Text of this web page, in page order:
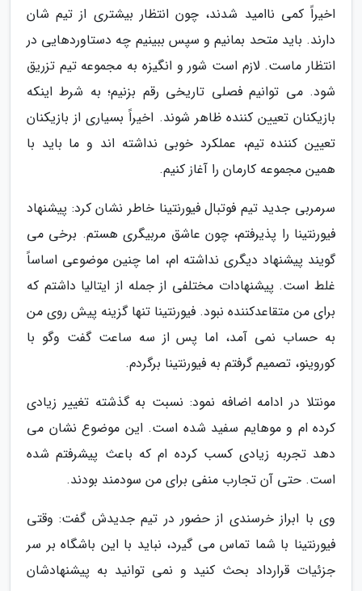
اخیراً کمی ناامید شدند، چون انتظار بیشتری از تیم شان
دارند. باید متحد بمانیم و سپس ببینیم چه دستاوردهایی در
انتظار ماست. لازم است شور و انگیزه به مجموعه تیم تزریق
شود. می توانیم فصلی تاریخی رقم بزنیم؛ به شرط اینکه
بازیکنان تعیین کننده ظاهر شوند. اخیراً بسیاری از بازیکنان
تعیین کننده تیم، عملکرد خوبی نداشته اند و ما باید با
همین مجموعه کارمان را آغاز کنیم.
سرمربی جدید تیم فوتبال فیورنتینا خاطر نشان کرد: پیشنهاد
فیورنتینا را پذیرفتم، چون عاشق مربیگری هستم. برخی می
گویند پیشنهاد دیگری نداشته ام، اما چنین موضوعی اساساً
غلط است. پیشنهادات مختلفی از جمله از ایتالیا داشتم که
برای من متقاعدکننده نبود. فیورنتینا تنها گزینه پیش روی من
به حساب نمی آمد، اما پس از سه ساعت گفت وگو با
کوروینو، تصمیم گرفتم به فیورنتینا برگردم.
مونتلا در ادامه اضافه نمود: نسبت به گذشته تغییر زیادی
کرده ام و موهایم سفید شده است. این موضوع نشان می
دهد تجربه زیادی کسب کرده ام که باعث پیشرفتم شده
است. حتی آن تجارب منفی برای من سودمند بودند.
وی با ابراز خرسندی از حضور در تیم جدیدش گفت: وقتی
فیورنتینا با شما تماس می گیرد، نباید با این باشگاه بر سر
جزئیات قرارداد بحث کنید و نمی توانید به پیشنهادشان